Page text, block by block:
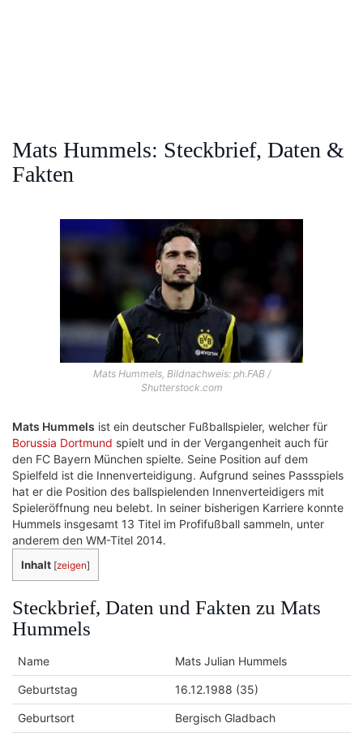
Mats Hummels: Steckbrief, Daten &
Fakten
Mats Hummels, Bildnachweis: ph.FAB /
Shutterstock.com
Mats Hummels ist ein deutscher Fußballspieler, welcher für
Borussia Dortmund spielt und in der Vergangenheit auch für
den FC Bayern München spielte. Seine Position auf dem
Spielfeld ist die Innenverteidigung. Aufgrund seines Passspiels
hat er die Position des ballspielenden Innenverteidigers mit
Spieleröffnung neu belebt. In seiner bisherigen Karriere konnte
Hummels insgesamt 13 Titel im Profifußball sammeln, unter
anderem den WM-Titel 2014.
Inhalt [zeigen]
Steckbrief, Daten und Fakten zu Mats
Hummels
Name Mats Julian Hummels
Geburtstag 16.12.1988 (35)
Geburtsort Bergisch Gladbach